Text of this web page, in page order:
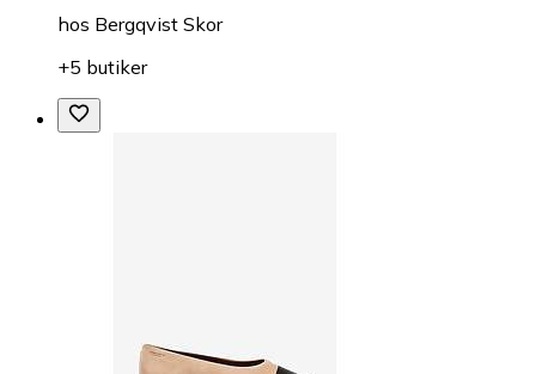
hos Bergqvist Skor
+5 butiker